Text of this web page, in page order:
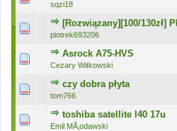
sqzi18
[Rozwiązany][100/130zł]
piotrek693206
0 głosów - średnia ocena: 0
123 4 5
Asrock A75-HVS
Cezary Witkowski
0 głosów - średnia ocena: 0
czy dobra płyta
tom766
0 głosów - średnia ocena: 0
toshiba satellite l40 17u
Emil MÅ‚odawski
0 głosów - średnia ocena: 0
123